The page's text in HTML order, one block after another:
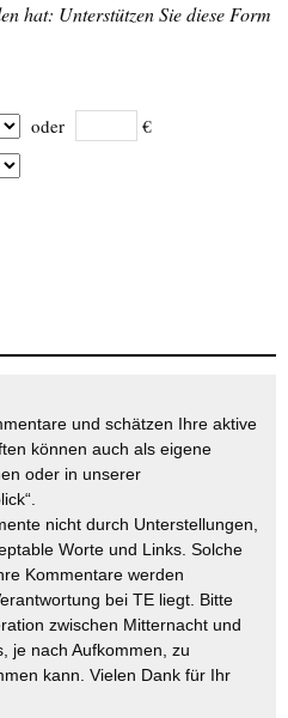
hat: Unterstützen Sie diese Form
oder €
und schätzen Ihre aktive
können auch als eigene
oder in unserer
nicht durch Unterstellungen,
Worte und Links. Solche
Kommentare werden
bei TE liegt. Bitte
zwischen Mitternacht und
je nach Aufkommen, zu
kann. Vielen Dank für Ihr